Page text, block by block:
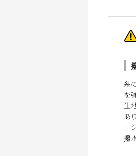
糸
を
生
あ
ー
撥